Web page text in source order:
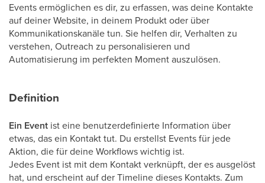
Events ermöglichen es dir, zu erfassen, was deine Kontakte
auf deiner Website, in deinem Produkt oder über
Kommunikationskanäle tun. Sie helfen dir, Verhalten zu
verstehen, Outreach zu personalisieren und
Automatisierung im perfekten Moment auszulösen.
Definition
Ein Event ist eine benutzerdefinierte Information über
etwas, das ein Kontakt tut. Du erstellst Events für jede
Aktion, die für deine Workflows wichtig ist.
Jedes Event ist mit dem Kontakt verknüpft, der es ausgelöst
hat, und erscheint auf der Timeline dieses Kontakts. Zum